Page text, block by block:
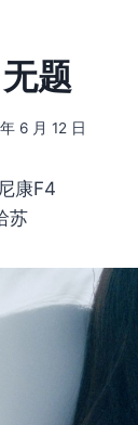
题
6 月 12 日
康F4
苏